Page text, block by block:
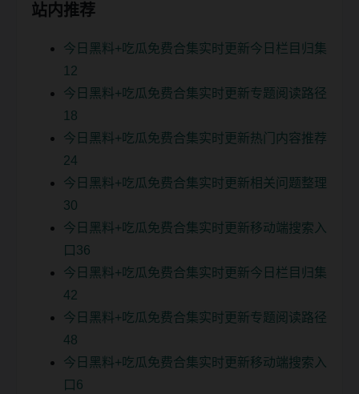
站内推荐
今日黑料+吃瓜免费合集实时更新今日栏目归集
12
今日黑料+吃瓜免费合集实时更新专题阅读路径
18
今日黑料+吃瓜免费合集实时更新热门内容推荐
24
今日黑料+吃瓜免费合集实时更新相关问题整理
30
今日黑料+吃瓜免费合集实时更新移动端搜索入
口36
今日黑料+吃瓜免费合集实时更新今日栏目归集
42
今日黑料+吃瓜免费合集实时更新专题阅读路径
48
今日黑料+吃瓜免费合集实时更新移动端搜索入
口6